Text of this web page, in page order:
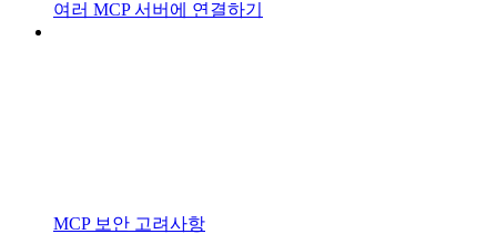
여러 MCP 서버에 연결하기
MCP 보안 고려사항